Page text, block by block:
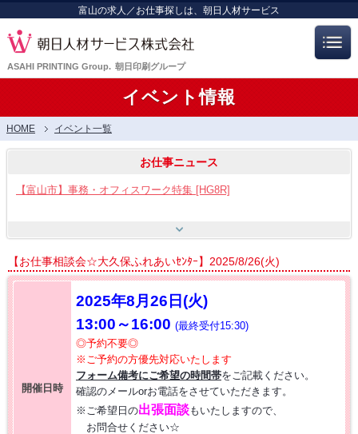
富山の求人／お仕事探しは、朝日人材サービス
ASAHI PRINTING Group. 朝日印刷グループ
イベント情報
HOME イベント一覧
お仕事ニュース
【富山市】事務・オフィスワーク特集 [HG8R]
【富山市】工場・製造ワーク [HG8]
【呉羽射水エリア特集】スタッフ12名大募集!! [HB7]
【お仕事相談会☆流通会館】2026/8/21(金) PM開催
【お仕事相談会☆大久保ふれあいｾﾝﾀｰ】2026/8/26(水)
【お仕事相談会☆黒部市コラーレ】2026/8/21(金)PM
【お仕事相談会☆大久保ふれあいｾﾝﾀｰ】2025/8/26(火)
開催日時
2025年8月26日(火)
13:00～16:00 (最終受付15:30)
◎予約不要◎
※ご予約の方優先対応いたします
フォーム備考にご希望の時間帯をご記載ください。
確認のメールorお電話をさせていただきます。
※ご希望日の出張面談もいたしますので、
お問合せください☆